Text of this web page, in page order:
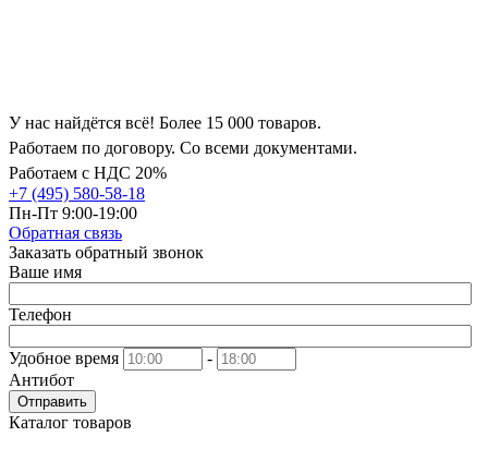
У нас найдётся всё! Более 15 000 товаров.
Работаем по договору. Со всеми документами.
Работаем с НДС 20%
+7 (495) 580-58-18
Пн-Пт 9:00-19:00
Обратная связь
Заказать обратный звонок
Ваше имя
Телефон
Удобное время
-
Антибот
Отправить
Каталог товаров